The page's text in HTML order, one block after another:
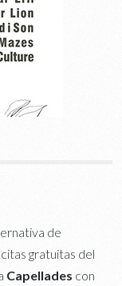
de
gratuitas del
Capellades con